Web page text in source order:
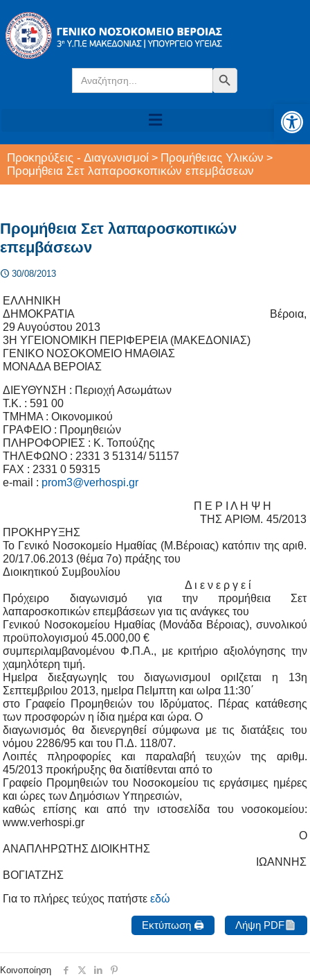
Search
for:
Search Button
Προκηρύξεις - Διαγωνισμοί > Προμήθειας Υλικών >
Προμήθεια Σετ λαπαροσκοπικών επεμβάσεων
Προμήθεια Σετ λαπαροσκοπικών
επεμβάσεων
30/08/2013
ΕΛΛΗΝΙΚΗ
ΔΗΜΟΚΡΑΤΙΑ Βέροια,
29 Αυγούστου 2013
3Η ΥΓΕΙΟΝΟΜΙΚΗ ΠΕΡΙΦΕΡΕΙΑ (ΜΑΚΕΔΟΝΙΑΣ)
ΓΕΝΙΚΟ ΝΟΣΟΚΟΜΕΙΟ ΗΜΑΘΙΑΣ
ΜΟΝΑΔΑ ΒΕΡΟΙΑΣ
ΔΙΕΥΘΥΝΣΗ : Περιοχή Ασωμάτων
Τ.Κ. : 591 00
ΤΜΗΜΑ : Οικονομικού
ΓΡΑΦΕΙΟ : Προμηθειών
ΠΛΗΡΟΦΟΡΙΕΣ : Κ. Τοπούζης
ΤΗΛΕΦΩΝΟ : 2331 3 51314/ 51157
FAX : 2331 0 59315
e-mail : prom3@verhospi.gr
Π Ε Ρ Ι Λ Η Ψ Η
ΤΗΣ ΑΡΙΘΜ. 45/2013
ΠΡΟΚΗΡΥΞΗΣ
Το Γενικό Νοσοκομείο Ημαθίας (Μ.Βέροιας) κατόπιν της αριθ.
20/17.06.2013 (θέμα 7ο) πράξης του
Διοικητικού Συμβουλίου
Δ ι ε ν ε ρ γ ε ί
Πρόχειρο διαγωνισμό για την προμήθεια Σετ
λαπαροσκοπικών επεμβάσεων για τις ανάγκες του
Γενικού Νοσοκομείου Ημαθίας (Μονάδα Βέροιας), συνολικού
προϋπολογισμού 45.000,00 €
συμπεριλαμβανομένου Φ.Π.Α., με κριτήριο αξιολόγησης την
χαμηλότερη τιμή.
ΗμεIρα διεξαγωγηIς του διαγωνισμουI οριIζεται η 13η
ΣεπτεμβριIου 2013, ημεIρα ΠεIμπτη και ωIρα 11:30΄
στο Γραφείο Προμηθειών του Ιδρύματος. Πέρας κατάθεσης
των προσφορών η ίδια ημέρα και ώρα. Ο
διαγωνισμός θα διενεργηθεί σύμφωνα με τις διατάξεις του
νόμου 2286/95 και του Π.Δ. 118/07.
Λοιπές πληροφορίες και παραλαβή τευχών της αριθμ.
45/2013 προκήρυξης θα διατίθενται από το
Γραφείο Προμηθειών του Νοσοκομείου τις εργάσιμες ημέρες
και ώρες των Δημόσιων Υπηρεσιών,
καθώς επίσης και από την ιστοσελίδα του νοσοκομείου:
www.verhospi.gr
Ο
ΑΝΑΠΛΗΡΩΤΗΣ ΔΙΟΙΚΗΤΗΣ
ΙΩΑΝΝΗΣ
ΒΟΓΙΑΤΖΗΣ
Για το πλήρες τεύχος πατήστε εδώ
Εκτύπωση 🖨 Λήψη PDF
Κοινοποίηση